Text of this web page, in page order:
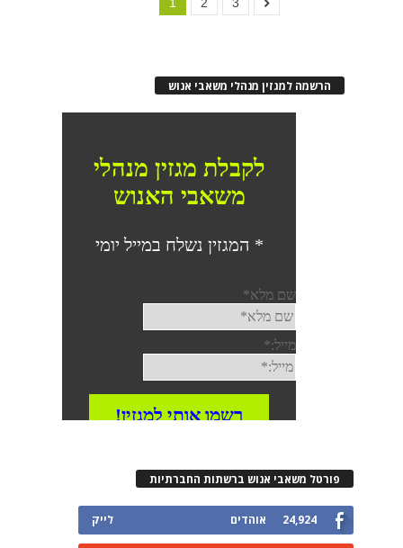
1 2 3
הרשמה למגזין מנהלי משאבי אנוש
פורטל משאבי אנוש ברשתות החברתיות
24,924 אוהדים לייק